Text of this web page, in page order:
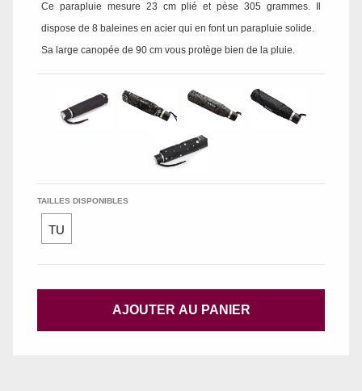
Ce parapluie mesure 23 cm plié et pèse 305 grammes. Il
dispose de 8 baleines en acier qui en font un parapluie solide.
Sa large canopée de 90 cm vous protège bien de la pluie.
TAILLES DISPONIBLES
TU
AJOUTER AU PANIER